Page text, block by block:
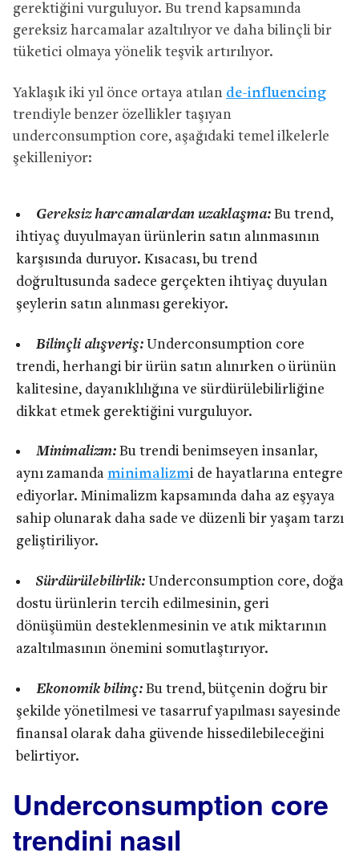
gerektiğini vurguluyor. Bu trend kapsamında
gereksiz harcamalar azaltılıyor ve daha bilinçli bir
tüketici olmaya yönelik teşvik artırılıyor.
Yaklaşık iki yıl önce ortaya atılan de-influencing
trendiyle benzer özellikler taşıyan
underconsumption core, aşağıdaki temel ilkelerle
şekilleniyor:
Gereksiz harcamalardan uzaklaşma: Bu trend,
ihtiyaç duyulmayan ürünlerin satın alınmasının
karşısında duruyor. Kısacası, bu trend
doğrultusunda sadece gerçekten ihtiyaç duyulan
şeylerin satın alınması gerekiyor.
Bilinçli alışveriş: Underconsumption core
trendi, herhangi bir ürün satın alınırken o ürünün
kalitesine, dayanıklılığına ve sürdürülebilirliğine
dikkat etmek gerektiğini vurguluyor.
Minimalizm: Bu trendi benimseyen insanlar,
aynı zamanda minimalizmi de hayatlarına entegre
ediyorlar. Minimalizm kapsamında daha az eşyaya
sahip olunarak daha sade ve düzenli bir yaşam tarzı
geliştiriliyor.
Sürdürülebilirlik: Underconsumption core, doğa
dostu ürünlerin tercih edilmesinin, geri
dönüşümün desteklenmesinin ve atık miktarının
azaltılmasının önemini somutlaştırıyor.
Ekonomik bilinç: Bu trend, bütçenin doğru bir
şekilde yönetilmesi ve tasarruf yapılması sayesinde
finansal olarak daha güvende hissedilebileceğini
belirtiyor.
Underconsumption core
trendini nasıl